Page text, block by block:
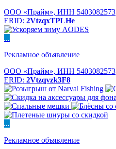
ООО «Прайм», ИНН 5403082573
ERID: 2VtzqxTPLHe
...
Рекламное объявление
ООО «Прайм», ИНН 5403082573
ERID: 2Vtzqvzk3F8
...
Рекламное объявление